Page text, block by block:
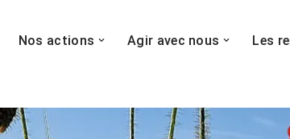
Nos actions Agir avec nous Les